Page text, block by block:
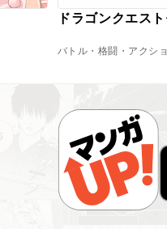
ドラゴンクエス
バトル・格闘・アクシ